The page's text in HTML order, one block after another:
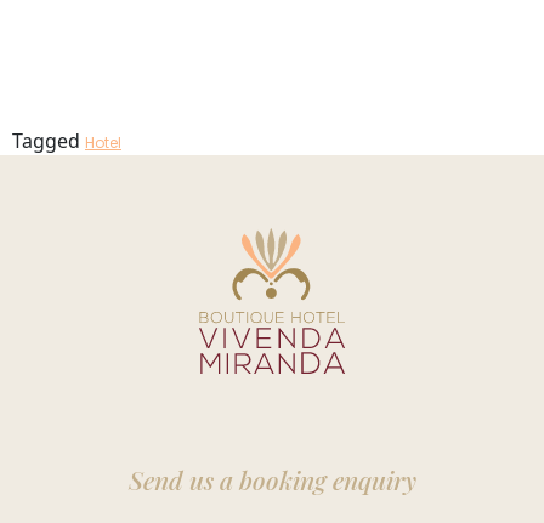
Tagged Hotel
Send us a booking enquiry